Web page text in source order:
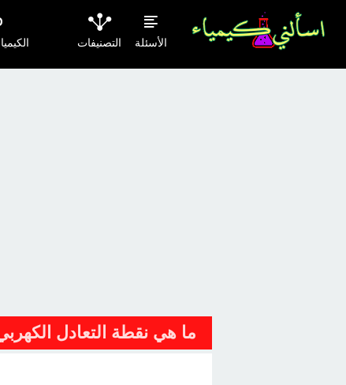
الأسئلة التصنيفات
ما هي نقطة التعادل